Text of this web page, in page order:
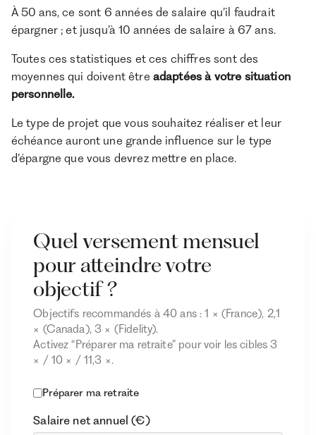
À 50 ans, ce sont 6 années de salaire qu’il faudrait
épargner ; et jusqu’à 10 années de salaire à 67 ans.
Toutes ces statistiques et ces chiffres sont des
moyennes qui doivent être adaptées à votre situation
personnelle.
Le type de projet que vous souhaitez réaliser et leur
échéance auront une grande influence sur le type
d’épargne que vous devrez mettre en place.
Quel versement mensuel
pour atteindre votre
objectif ?
Objectifs recommandés à 40 ans : 1 × (France), 2,1
× (Canada), 3 × (Fidelity).
Activez “Préparer ma retraite” pour voir les cibles 3
× / 10 × / 11,3 ×.
Préparer ma retraite
Salaire net annuel (€)